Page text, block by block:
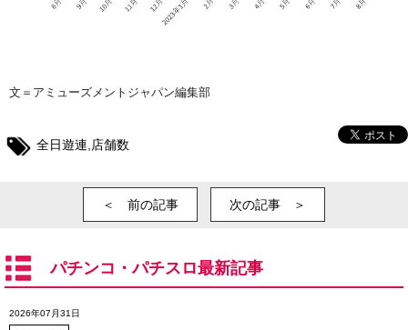
文＝アミューズメントジャパン編集部
全日遊連,店舗数
＜ 前の記事 次の記事 ＞
パチンコ・パチスロ最新記事
2026年07月31日